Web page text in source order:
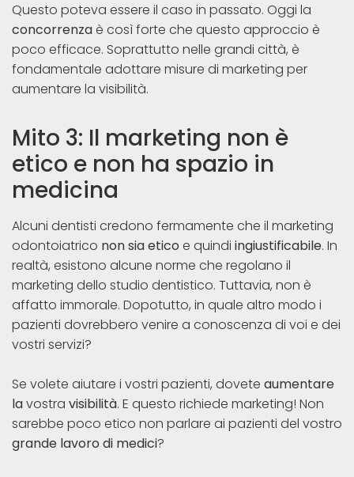
Questo poteva essere il caso in passato. Oggi la
concorrenzaè così forte che questo approccio è
poco efficace. Soprattutto nelle grandi città, è
fondamentale adottare misure di marketing per
aumentare la visibilità.
Mito 3: Il marketing non è
etico e non ha spazio in
medicina
Alcuni dentisti credono fermamente che il marketing
odontoiatrico non sia etico e quindi ingiustificabile. In
realtà, esistono alcune norme che regolano il
marketing dello studio dentistico. Tuttavia, non è
affatto immorale. Dopotutto, in quale altro modo i
pazienti dovrebbero venire a conoscenza di voi e dei
vostri servizi?
Se volete aiutare i vostri pazienti, dovete aumentare
lavostra visibilità. E questo richiede marketing! Non
sarebbe poco etico non parlare ai pazienti del vostro
grande lavoro di medici?